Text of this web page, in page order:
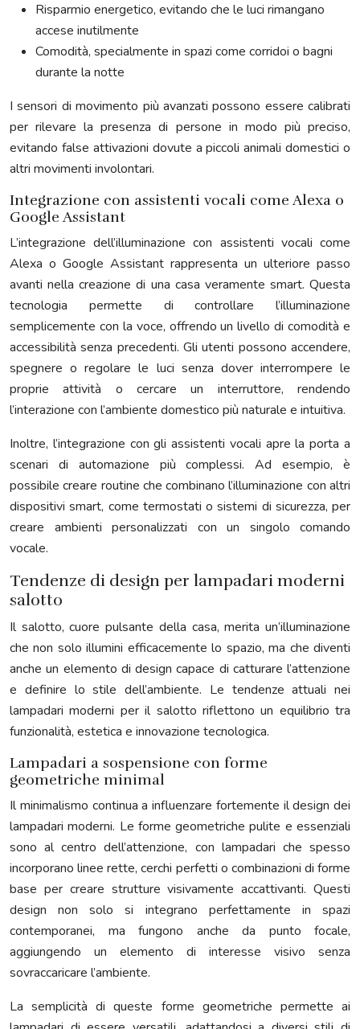
Risparmio energetico, evitando che le luci rimangano
accese inutilmente
Comodità, specialmente in spazi come corridoi o bagni
durante la notte
I sensori di movimento più avanzati possono essere calibrati
per rilevare la presenza di persone in modo più preciso,
evitando false attivazioni dovute a piccoli animali domestici o
altri movimenti involontari.
Integrazione con assistenti vocali come Alexa o
Google Assistant
L’integrazione dell’illuminazione con assistenti vocali come
Alexa o Google Assistant rappresenta un ulteriore passo
avanti nella creazione di una casa veramente smart. Questa
tecnologia permette di controllare l’illuminazione
semplicemente con la voce, offrendo un livello di comodità e
accessibilità senza precedenti. Gli utenti possono accendere,
spegnere o regolare le luci senza dover interrompere le
proprie attività o cercare un interruttore, rendendo
l’interazione con l’ambiente domestico più naturale e intuitiva.
Inoltre, l’integrazione con gli assistenti vocali apre la porta a
scenari di automazione più complessi. Ad esempio, è
possibile creare routine che combinano l’illuminazione con altri
dispositivi smart, come termostati o sistemi di sicurezza, per
creare ambienti personalizzati con un singolo comando
vocale.
Tendenze di design per lampadari moderni
salotto
Il salotto, cuore pulsante della casa, merita un’illuminazione
che non solo illumini efficacemente lo spazio, ma che diventi
anche un elemento di design capace di catturare l’attenzione
e definire lo stile dell’ambiente. Le tendenze attuali nei
lampadari moderni per il salotto riflettono un equilibrio tra
funzionalità, estetica e innovazione tecnologica.
Lampadari a sospensione con forme
geometriche minimal
Il minimalismo continua a influenzare fortemente il design dei
lampadari moderni. Le forme geometriche pulite e essenziali
sono al centro dell’attenzione, con lampadari che spesso
incorporano linee rette, cerchi perfetti o combinazioni di forme
base per creare strutture visivamente accattivanti. Questi
design non solo si integrano perfettamente in spazi
contemporanei, ma fungono anche da punto focale,
aggiungendo un elemento di interesse visivo senza
sovraccaricare l’ambiente.
La semplicità di queste forme geometriche permette ai